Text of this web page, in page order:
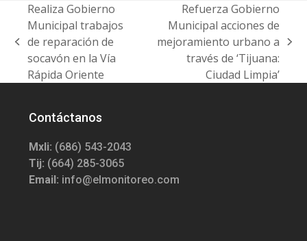
previous
post:
Realiza Gobierno
Municipal trabajos
de reparación de
socavón en la Vía
Rápida Oriente
next
Refuerza Gobierno
Municipal acciones de
mejoramiento urbano a
través de ‘Tijuana:
Ciudad Limpia’
Contáctanos
Mxli: (686) 543-2043
Tij: (664) 285-3065
Email: info@elmonitoreo.com